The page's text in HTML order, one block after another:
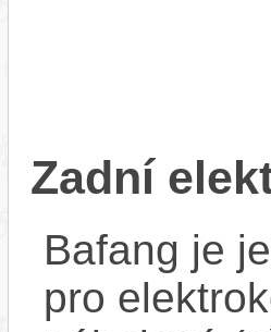
Zadní
Bafang je
pro